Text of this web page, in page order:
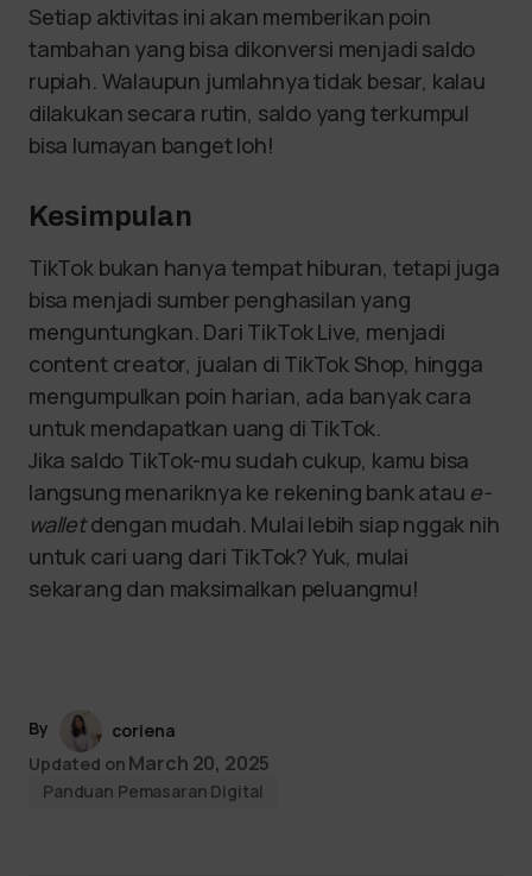
Setiap aktivitas ini akan memberikan poin
tambahan yang bisa dikonversi menjadi saldo
rupiah. Walaupun jumlahnya tidak besar, kalau
dilakukan secara rutin, saldo yang terkumpul
bisa lumayan banget loh!
Kesimpulan
TikTok bukan hanya tempat hiburan, tetapi juga
bisa menjadi sumber penghasilan yang
menguntungkan. Dari TikTok Live, menjadi
content creator, jualan di TikTok Shop, hingga
mengumpulkan poin harian, ada banyak cara
untuk mendapatkan uang di TikTok.
Jika saldo TikTok-mu sudah cukup, kamu bisa
langsung menariknya ke rekening bank atau e-
walletdengan mudah. Mulai lebih siap nggak nih
untuk cari uang dari TikTok? Yuk, mulai
sekarang dan maksimalkan peluangmu!
By
coriena
Updated on March 20, 2025
Panduan Pemasaran Digital